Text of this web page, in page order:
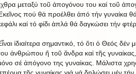
μεταξύ τοῦ ἀπογόνου του καί τοῦ
πού θά προέλθει ἀπό τήν γυναίκα
καί τό φίδι ἁπλά θά δαγκώσει τήν
ἰδιαίτερα σημαντικό, τό ὅτι ὁ Θεός δέν
ἀνθρώπου ἤ τοῦ ἄνδρα καί τῆς
σέ ἀπόγονο της γυναίκας. Μάλιστα